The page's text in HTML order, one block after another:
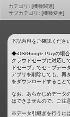
カテゴリ: [機種関連]
サブカテゴリ: [機種変更]
下記内容をご確認ください
◆iOS/Google Playの場合
クラウドセーブに対応し
ドセーブ」でセ－ブデー
アプリを削除しても、再
をダウンロードすること
なお、あらかじめデータ
はできませんので、ご注
※データ引継ぎを行うに